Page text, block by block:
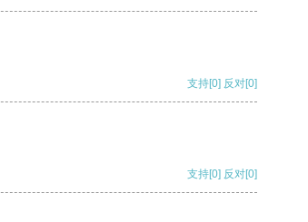
支持[0] 反对[0]
支持[0] 反对[0]